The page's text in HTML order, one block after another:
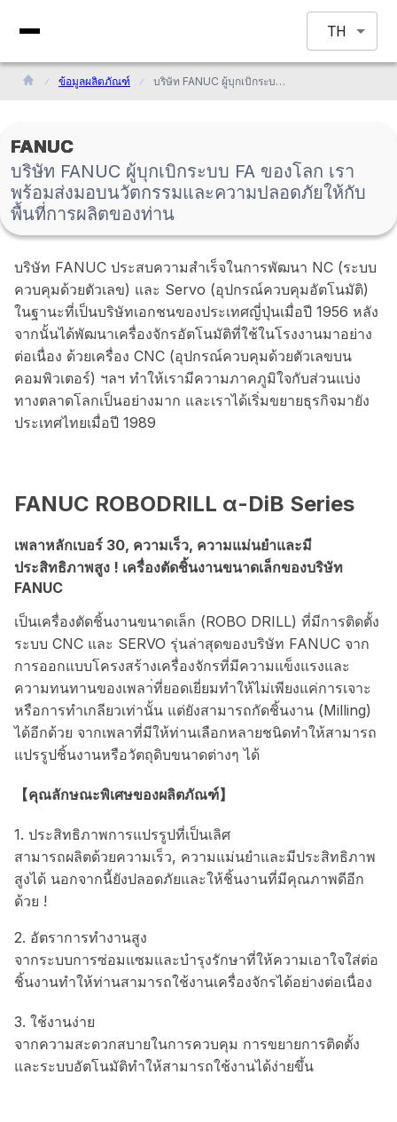
TH
ข้อมูลผลิตภัณฑ์ บริษัท FANUC ผู้บุกเบิกระบบ FA ของโลก เราพร้อมส่งมอบนวัตกรรมและความปลอดภัยให้กับพื้นที่การผลิตของท่าน
FANUC
บริษัท FANUC ผู้บุกเบิกระบบ FA ของโลก เรา
พร้อมส่งมอบนวัตกรรมและความปลอดภัยให้กับ
พื้นที่การผลิตของท่าน
บริษัท FANUC ประสบความสำเร็จในการพัฒนา NC (ระบบ
ควบคุมด้วยตัวเลข) และ Servo (อุปกรณ์ควบคุมอัตโนมัติ)
ในฐานะที่เป็นบริษัทเอกชนของประเทศญี่ปุ่นเมื่อปี 1956 หลัง
จากนั้นได้พัฒนาเครื่องจักรอัตโนมัติที่ใช้ในโรงงานมาอย่าง
ต่อเนื่อง ด้วยเครื่อง CNC (อุปกรณ์ควบคุมด้วยตัวเลขบน
คอมพิวเตอร์) ฯลฯ ทำให้เรามีความภาคภูมิใจกับส่วนแบ่ง
ทางตลาดโลกเป็นอย่างมาก และเราได้เริ่มขยายธุรกิจมายัง
ประเทศไทยเมื่อปี 1989
FANUC ROBODRILL α-DiB Series
เพลาหลักเบอร์ 30, ความเร็ว, ความแม่นยำและมี
ประสิทธิภาพสูง ! เครื่องตัดชิ้นงานขนาดเล็กของบริษัท
FANUC
เป็นเครื่องตัดชิ้นงานขนาดเล็ก (ROBO DRILL) ที่มีการติดตั้ง
ระบบ CNC และ SERVO รุ่นล่าสุดของบริษัท FANUC จาก
การออกแบบโครงสร้างเครื่องจักรที่มีความแข็งแรงและ
ความทนทานของเพลา่ที่ยอดเยี่ยมทำให้ไม่เพียงแค่การเจาะ
หรือการทำเกลียวเท่านั้น แต่ยังสามารถกัดชิ้นงาน (Milling)
ได้อีกด้วย จากเพลาที่มีให้ท่านเลือกหลายชนิดทำให้สามารถ
แปรรูปชิ้นงานหรือวัตถุดิบขนาดต่างๆ ได้
【คุณลักษณะพิเศษของผลิตภัณฑ์】
1. ประสิทธิภาพการแปรรูปที่เป็นเลิศ
สามารถผลิตด้วยความเร็ว, ความแม่นยำและมีประสิทธิภาพ
สูงได้ นอกจากนี้ยังปลอดภัยและให้ชิ้นงานที่มีคุณภาพดีอีก
ด้วย !
2. อัตราการทำงานสูง
จากระบบการซ่อมแซมและบำรุงรักษาที่ให้ความเอาใจใส่ต่อ
ชิ้นงานทำให้ท่านสามารถใช้งานเครื่องจักรได้อย่างต่อเนื่อง
3. ใช้งานง่าย
จากความสะดวกสบายในการควบคุม การขยายการติดตั้ง
และระบบอัตโนมัติทำให้สามารถใช้งานได้ง่ายขึ้น